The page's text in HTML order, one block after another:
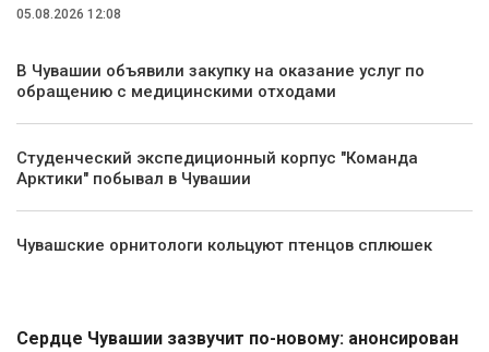
05.08.2026 12:08
В Чувашии объявили закупку на оказание услуг по
обращению с медицинскими отходами
Студенческий экспедиционный корпус "Команда
Арктики" побывал в Чувашии
Чувашские орнитологи кольцуют птенцов сплюшек
Сердце Чувашии зазвучит по-новому: анонсирован